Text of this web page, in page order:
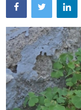
Usadha
Indonesia